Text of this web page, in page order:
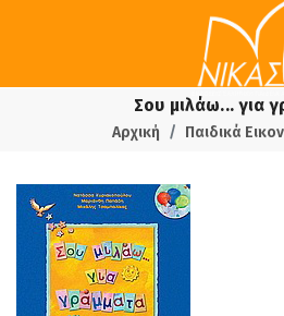
Σου μιλάω... για
Αρχική Παιδικά